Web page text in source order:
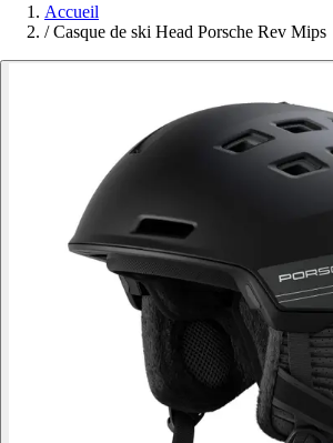
Accueil
/ Casque de ski Head Porsche Rev Mips